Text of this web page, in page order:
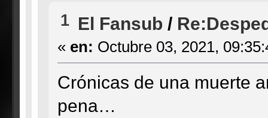
1 El Fansub /
« en: Octubre 03, 2021,
Crónicas de una muerte
pena…